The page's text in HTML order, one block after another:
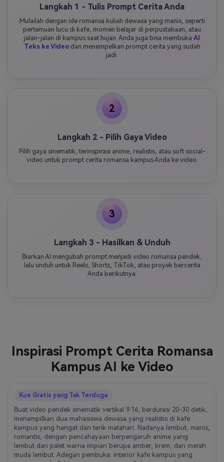
Langkah 1 - Tulis Prompt Cerita Anda
Mulailah dengan ide romansa kuliah dewasa yang manis, seperti
pertemuan lucu di kafe, momen belajar di perpustakaan, atau
jalan-jalan di kampus saat hujan. Anda juga bisa membuka AI
Teks ke Videodan menempelkan prompt cerita yang sudah
jadi.
2
Langkah 2 - Pilih Gaya Video
Pilih gaya sinematik, terinspirasi anime, realistis, atau soft social-
video untuk prompt cerita romansa kampus Anda ke video.
3
Langkah 3 - Hasilkan & Unduh
Biarkan AI mengubah prompt menjadi video romansa pendek,
lalu unduh untuk Reels, Shorts, TikTok, atau proyek bercerita
Anda berikutnya.
Inspirasi Prompt Cerita Romansa
Kampus AI ke Video
Kue Gratis yang Tak Terduga
Buat video pendek sinematik vertikal 9:16, berdurasi 20-30 detik,
menampilkan dua mahasiswa dewasa yang realistis di kafe
kampus yang hangat dan terik matahari. Nadanya lembut, manis,
romantis, dengan pencahayaan berpengaruh anime yang
lembut dan palet warna impian berupa amber, krem, dan merah
muda lembut. Adegan pembuka: interior kafe kampus yang